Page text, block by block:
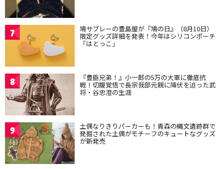
7 鳩サブレーの豊島屋が『鳩の日』（8月10日）
限定グッズ詳細を発表！今年はシリコンポーチ
「はとっこ」
8 『豊臣兄弟！』小一郎の5万の大軍に徹底抗
戦！切腹覚悟で長宗我部元親に降伏を迫った武
将・谷忠澄の生涯
9 土偶なりきりパーカーも！青森の縄文遺跡群で
発掘された土偶がモチーフのキュートなグッズ
が新発売